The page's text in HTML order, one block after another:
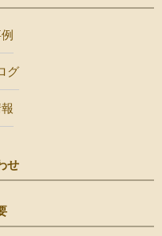
グ
せ